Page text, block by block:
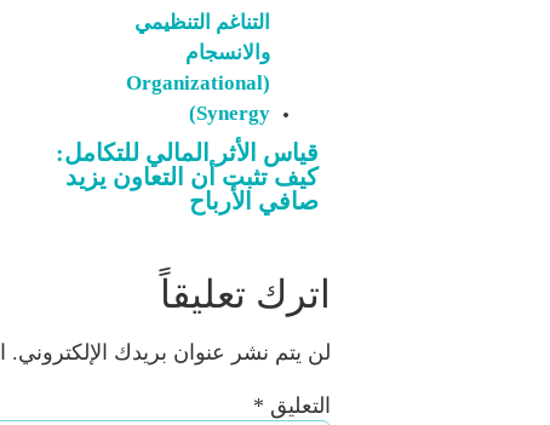
التناغم التنظيمي
والانسجام
(Organizational
Synergy)
قياس الأثر المالي للتكامل:
كيف تثبت أن التعاون يزيد
صافي الأرباح
اترك تعليقاً
لن يتم نشر عنوان بريدك الإلكتروني.
التعليق *